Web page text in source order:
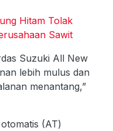
Hitam Tolak
Sawit
Suzuki All New
lebih mulus dan
menantang,”
(AT)